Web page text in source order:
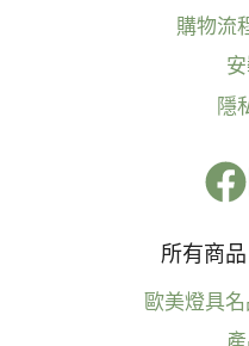
購物流
隱
所有商
歐美燈具